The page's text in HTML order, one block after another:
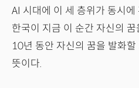
AI 시대에 이 세 층위가 동시
한국이 지금 이 순간 자신의
10년 동안 자신의 꿈을 발화
뜻이다.